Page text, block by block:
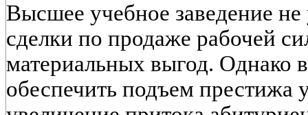
Высшее учебное заведение не
сделки по продаже рабочей
материальных выгод. Однако
обеспечить подъем престижа